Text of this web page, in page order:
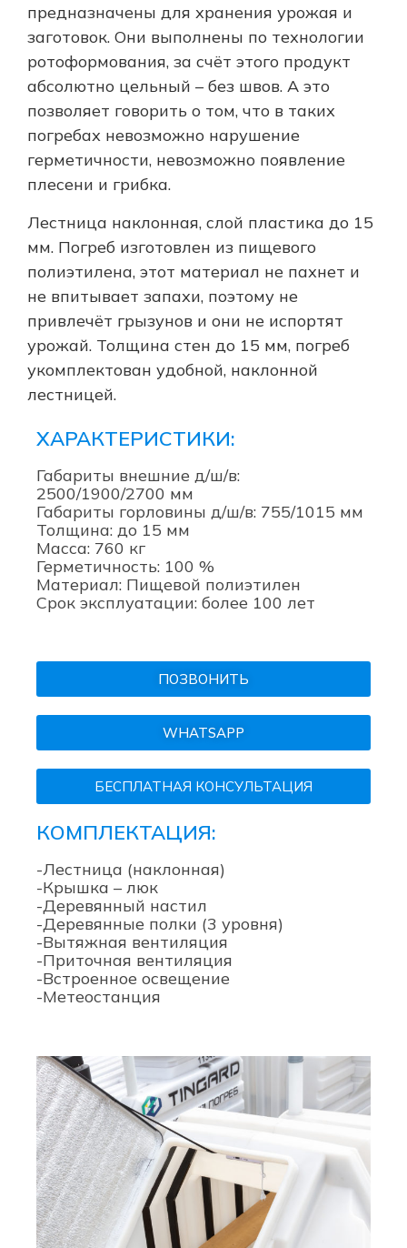
предназначены для хранения урожая и
заготовок. Они выполнены по технологии
ротоформования, за счёт этого продукт
абсолютно цельный – без швов. А это
позволяет говорить о том, что в таких
погребах невозможно нарушение
герметичности, невозможно появление
плесени и грибка.
Лестница наклонная, слой пластика до 15
мм. Погреб изготовлен из пищевого
полиэтилена, этот материал не пахнет и
не впитывает запахи, поэтому не
привлечёт грызунов и они не испортят
урожай. Толщина стен до 15 мм, погреб
укомплектован удобной, наклонной
лестницей.
ХАРАКТЕРИСТИКИ:
Габариты внешние д/ш/в:
2500/1900/2700 мм
Габариты горловины д/ш/в: 755/1015 мм
Толщина: до 15 мм
Масса: 760 кг
Герметичность: 100 %
Материал: Пищевой полиэтилен
Срок эксплуатации: более 100 лет
ПОЗВОНИТЬ
WHATSAPP
БЕСПЛАТНАЯ КОНСУЛЬТАЦИЯ
КОМПЛЕКТАЦИЯ:
-Лестница (наклонная)
-Крышка – люк
-Деревянный настил
-Деревянные полки (3 уровня)
-Вытяжная вентиляция
-Приточная вентиляция
-Встроенное освещение
-Метеостанция